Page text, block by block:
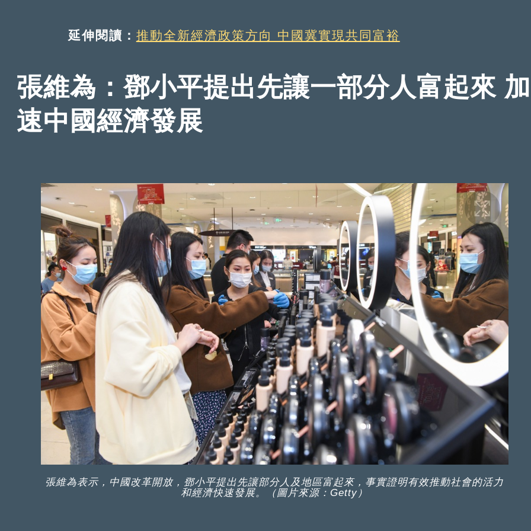
延伸閱讀： 推動全新經濟政策方向 中國冀實現共同富裕
張維為：鄧小平提出先讓一部分人富起來 加
速中國經濟發展
張維為表示，中國改革開放，鄧小平提出先讓部分人及地區富起來，事實證明有效推動社會的活力
和經濟快速發展。（圖片來源：Getty）